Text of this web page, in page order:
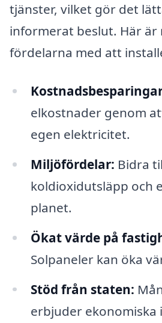
tjänster, vilket gör det
informerat beslut. Här är
fördelarna med att
elkostnader genom
egen elektricitet.
Miljöfördelar: Bidra
koldioxidutsläpp och
planet.
Ökat värde på
Solpaneler kan öka
Stöd från staten:
erbjuder